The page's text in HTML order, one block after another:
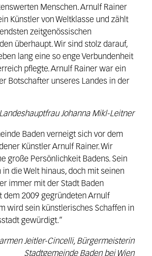
Menschen. Arnulf Rainer
Künstler von Weltklasse und zählt
zeitgenössischen
überhaupt. Wir sind stolz darauf,
lang eine so enge Verbundenheit
pflegte. Arnulf Rainer war ein
Botschafter unseres Landes in der
Landeshauptfrau Johanna Mikl-Leitner
Baden verneigt sich vor dem
Künstler Arnulf Rainer. Wir
große Persönlichkeit Badens. Sein
in die Welt hinaus, doch mit seinen
immer mit der Stadt Baden
dem 2009 gegründeten Arnulf
wird sein künstlerisches Schaffen in
gewürdigt.“
Jeitler-Cincelli, Bürgermeisterin
Stadtgemeinde Baden bei Wien